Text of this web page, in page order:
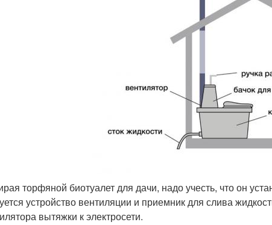
торфяной биотуалет для дачи, надо учесть, что он
устройство вентиляции и приемник для слива
вытяжки к электросети.